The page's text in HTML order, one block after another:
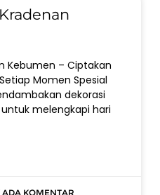
Kebumen – Ciptakan
Momen Spesial
dekorasi
melengkapi hari
ada komentar